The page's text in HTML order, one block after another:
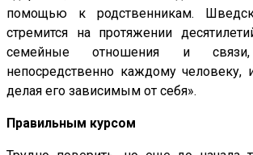
помощью к родственникам.
стремится на протяжении
семейные отношения и
непосредственно каждому человеку,
делая его зависимым от себя».
Правильным курсом